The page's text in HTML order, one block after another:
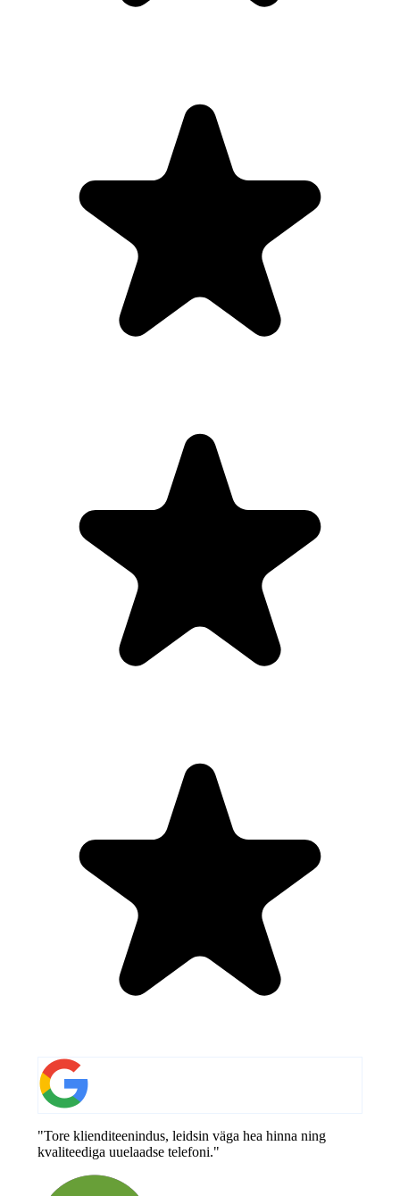
"Tore klienditeenindus, leidsin väga hea hinna ning
kvaliteediga uuelaadse telefoni."